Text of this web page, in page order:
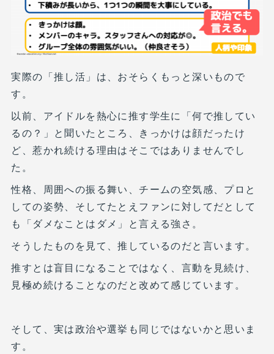
実際の「推し活」は、おそらくもっと深いもので
す。
以前、アイドルを熱心に推す学生に「何で推してい
るの？」と聞いたところ、きっかけは顔だったけ
ど、惹かれ続ける理由はそこではありませんでし
た。
性格、周囲への振る舞い、チームの空気感、プロと
しての姿勢、そしてたとえファンに対してだとして
も「ダメなことはダメ」と言える強さ。
そうしたものを見て、推しているのだと言います。
推すとは盲目になることではなく、言動を見続け、
見極め続けることなのだと改めて感じています。
そして、実は政治や選挙も同じではないかと思いま
す。